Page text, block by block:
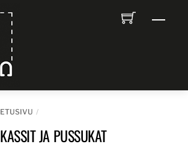
ETUSIVU
KASSIT JA PUSSUKAT